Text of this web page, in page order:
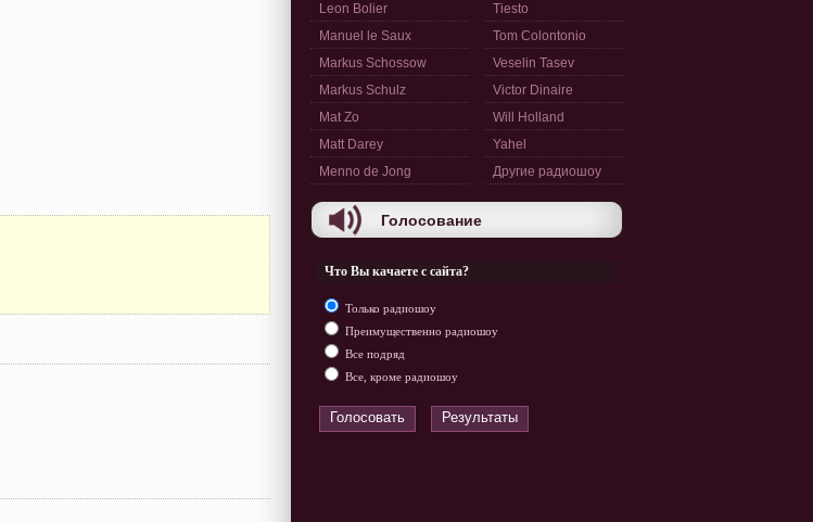
Leon Bolier
Manuel le Saux
Markus Schossow
Markus Schulz
Mat Zo
Matt Darey
Menno de Jong
Tiesto
Tom Colontonio
Veselin Tasev
Victor Dinaire
Will Holland
Yahel
Другие радиошоу
Голосование
Что Вы качаете с сайта?
Только радиошоу
Преимущественно радиошоу
Все подряд
Все, кроме радиошоу
Голосовать Результаты